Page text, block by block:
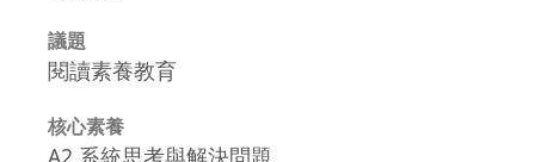
議題
閱讀素養教育
核心素養
A2 系統思考與解決問題